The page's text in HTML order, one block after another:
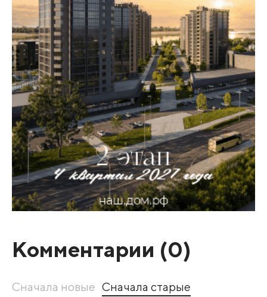
Комментарии (0)
Сначала новые Сначала старые